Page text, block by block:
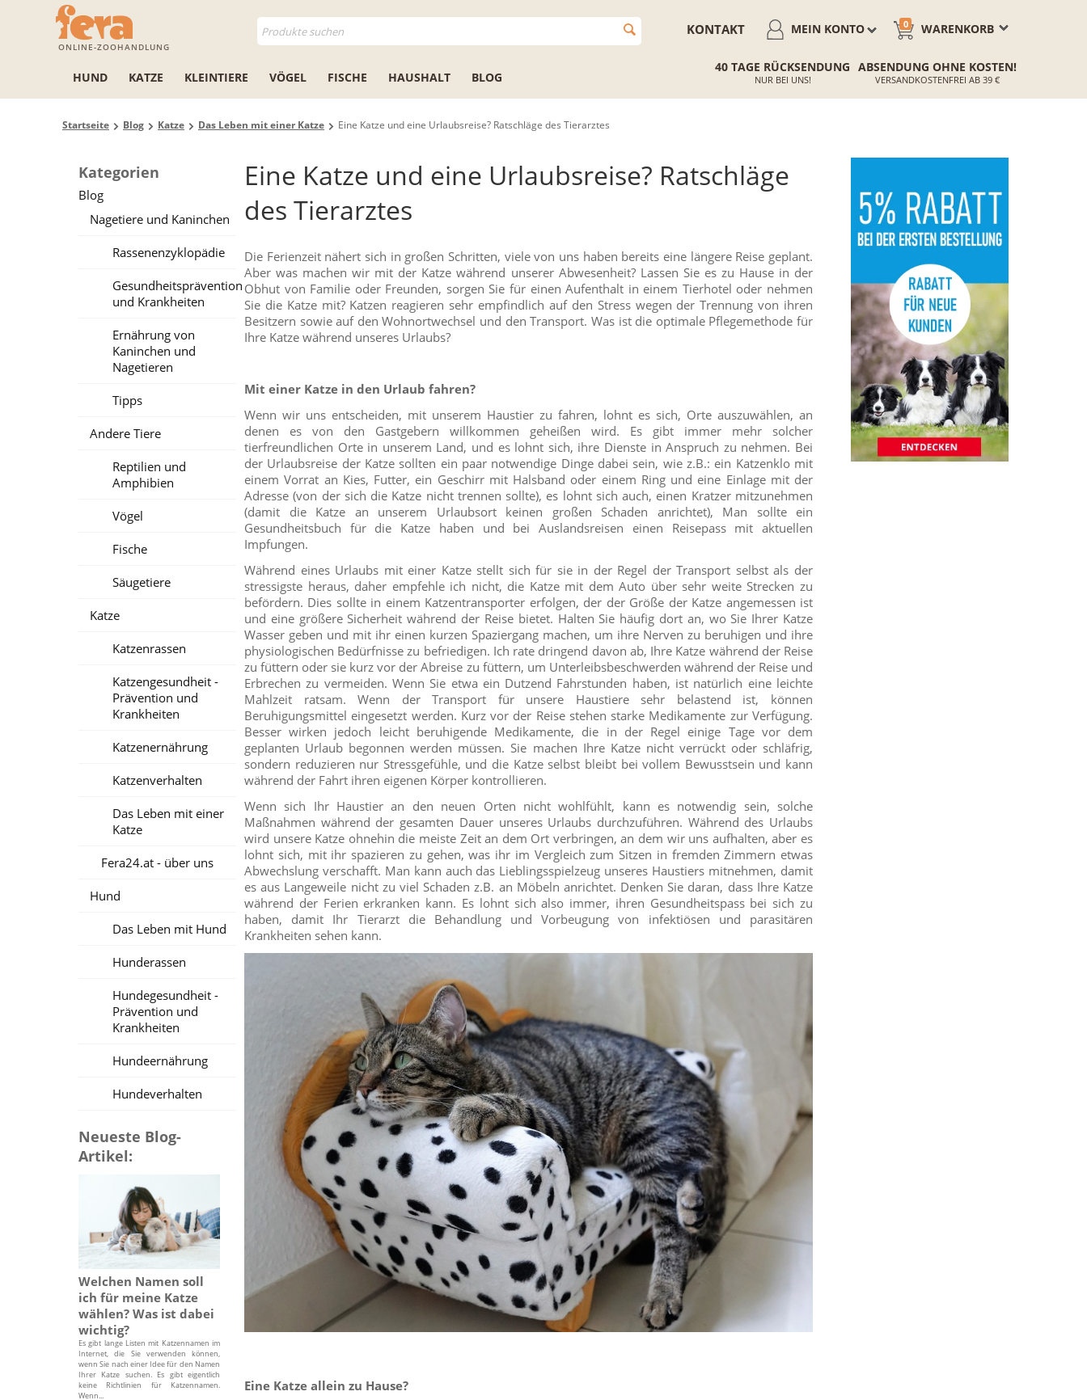
ONLINE-ZOOHANDLUNG
WARENKORB
0
MEIN KONTO
KONTAKT
HUND KATZE KLEINTIERE VÖGEL FISCHE HAUSHALT BLOG
40 TAGE RÜCKSENDUNG
NUR BEI UNS!
ABSENDUNG OHNE KOSTEN!
VERSANDKOSTENFREI AB 39 €
Startseite Blog Katze Das Leben mit einer Katze Eine Katze und eine Urlaubsreise? Ratschläge des Tierarztes
Kategorien
Blog
Nagetiere und Kaninchen
Rassenenzyklopädie
Gesundheitsprävention
und Krankheiten
Ernährung von
Kaninchen und
Nagetieren
Tipps
Andere Tiere
Reptilien und
Amphibien
Vögel
Fische
Säugetiere
Katze
Katzenrassen
Katzengesundheit -
Prävention und
Krankheiten
Katzenernährung
Katzenverhalten
Das Leben mit einer
Katze
Fera24.at - über uns
Hund
Das Leben mit Hund
Hunderassen
Hundegesundheit -
Prävention und
Krankheiten
Hundeernährung
Hundeverhalten
Neueste Blog-
Artikel:
Welchen Namen soll
ich für meine Katze
wählen? Was ist dabei
wichtig?
Es gibt lange Listen mit Katzennamen im
Internet, die Sie verwenden können,
wenn Sie nach einer Idee für den Namen
Ihrer Katze suchen. Es gibt eigentlich
keine Richtlinien für Katzennamen.
Wenn...
Eine Katze und eine Urlaubsreise? Ratschläge
des Tierarztes
Die Ferienzeit nähert sich in großen Schritten, viele von uns haben bereits eine längere Reise geplant.
Aber was machen wir mit der Katze während unserer Abwesenheit? Lassen Sie es zu Hause in der
Obhut von Familie oder Freunden, sorgen Sie für einen Aufenthalt in einem Tierhotel oder nehmen
Sie die Katze mit? Katzen reagieren sehr empfindlich auf den Stress wegen der Trennung von ihren
Besitzern sowie auf den Wohnortwechsel und den Transport. Was ist die optimale Pflegemethode für
Ihre Katze während unseres Urlaubs?
Mit einer Katze in den Urlaub fahren?
Wenn wir uns entscheiden, mit unserem Haustier zu fahren, lohnt es sich, Orte auszuwählen, an
denen es von den Gastgebern willkommen geheißen wird. Es gibt immer mehr solcher
tierfreundlichen Orte in unserem Land, und es lohnt sich, ihre Dienste in Anspruch zu nehmen. Bei
der Urlaubsreise der Katze sollten ein paar notwendige Dinge dabei sein, wie z.B.: ein Katzenklo mit
einem Vorrat an Kies, Futter, ein Geschirr mit Halsband oder einem Ring und eine Einlage mit der
Adresse (von der sich die Katze nicht trennen sollte), es lohnt sich auch, einen Kratzer mitzunehmen
(damit die Katze an unserem Urlaubsort keinen großen Schaden anrichtet), Man sollte ein
Gesundheitsbuch für die Katze haben und bei Auslandsreisen einen Reisepass mit aktuellen
Impfungen.
Während eines Urlaubs mit einer Katze stellt sich für sie in der Regel der Transport selbst als der
stressigste heraus, daher empfehle ich nicht, die Katze mit dem Auto über sehr weite Strecken zu
befördern. Dies sollte in einem Katzentransporter erfolgen, der der Größe der Katze angemessen ist
und eine größere Sicherheit während der Reise bietet. Halten Sie häufig dort an, wo Sie Ihrer Katze
Wasser geben und mit ihr einen kurzen Spaziergang machen, um ihre Nerven zu beruhigen und ihre
physiologischen Bedürfnisse zu befriedigen. Ich rate dringend davon ab, Ihre Katze während der Reise
zu füttern oder sie kurz vor der Abreise zu füttern, um Unterleibsbeschwerden während der Reise und
Erbrechen zu vermeiden. Wenn Sie etwa ein Dutzend Fahrstunden haben, ist natürlich eine leichte
Mahlzeit ratsam. Wenn der Transport für unsere Haustiere sehr belastend ist, können
Beruhigungsmittel eingesetzt werden. Kurz vor der Reise stehen starke Medikamente zur Verfügung.
Besser wirken jedoch leicht beruhigende Medikamente, die in der Regel einige Tage vor dem
geplanten Urlaub begonnen werden müssen. Sie machen Ihre Katze nicht verrückt oder schläfrig,
sondern reduzieren nur Stressgefühle, und die Katze selbst bleibt bei vollem Bewusstsein und kann
während der Fahrt ihren eigenen Körper kontrollieren.
Wenn sich Ihr Haustier an den neuen Orten nicht wohlfühlt, kann es notwendig sein, solche
Maßnahmen während der gesamten Dauer unseres Urlaubs durchzuführen. Während des Urlaubs
wird unsere Katze ohnehin die meiste Zeit an dem Ort verbringen, an dem wir uns aufhalten, aber es
lohnt sich, mit ihr spazieren zu gehen, was ihr im Vergleich zum Sitzen in fremden Zimmern etwas
Abwechslung verschafft. Man kann auch das Lieblingsspielzeug unseres Haustiers mitnehmen, damit
es aus Langeweile nicht zu viel Schaden z.B. an Möbeln anrichtet. Denken Sie daran, dass Ihre Katze
während der Ferien erkranken kann. Es lohnt sich also immer, ihren Gesundheitspass bei sich zu
haben, damit Ihr Tierarzt die Behandlung und Vorbeugung von infektiösen und parasitären
Krankheiten sehen kann.
Eine Katze allein zu Hause?